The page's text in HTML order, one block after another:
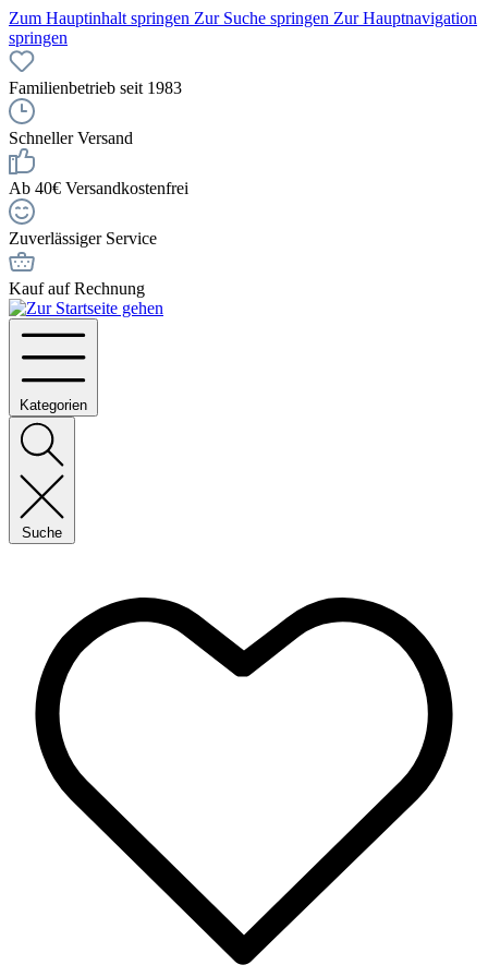
Zum Hauptinhalt springen Zur Suche springen Zur Hauptnavigation
springen
Familienbetrieb seit 1983
Schneller Versand
Ab 40€ Versandkostenfrei
Zuverlässiger Service
Kauf auf Rechnung
Kategorien
Suche